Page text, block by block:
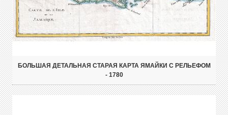
БОЛЬШАЯ ДЕТАЛЬНАЯ СТАРАЯ КАРТА ЯМАЙКИ С РЕЛЬЕФОМ
- 1780